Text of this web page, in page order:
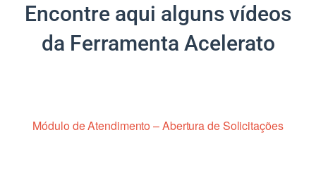
Encontre aqui alguns vídeos
da Ferramenta Acelerato
Módulo de Atendimento – Abertura de Solicitações